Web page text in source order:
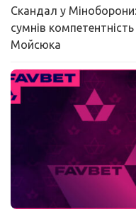
Скандал у
сумнів
Мойсюка